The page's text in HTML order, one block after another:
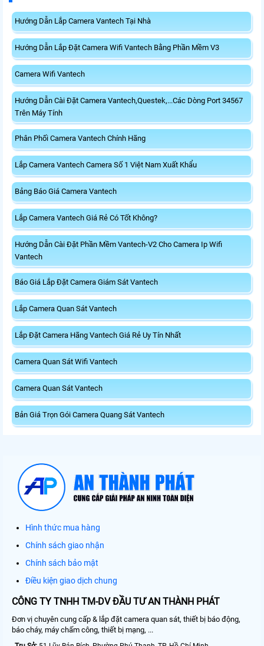
Hướng Dẫn Lắp Camera Vantech Tại Nhà
Hướng Dẫn Lắp Đặt Camera Wifi Vantech Bằng Phần Mềm V3
Camera Wifi Vantech
Hướng Dẫn Cài Đặt Camera Vantech,Questek,...Các Dòng Port 34567
Trên Máy Tính
Phân Phối Camera Vantech Chính Hãng
Lắp Camera Vantech Camera Số 1 Việt Nam Xuất Khẩu
Bảng Báo Giá Camera Vantech
Lắp Camera Vantech Giá Rẻ Có Tốt Không?
Hướng Dẫn Cài Đặt Phần Mềm Vantech-V2 Cho Camera Ip Wifi
Vantech
Báo Giá Lắp Đặt Camera Giám Sát Vantech
Lắp Camera Quan Sát Vantech
Lắp Đặt Camera Hãng Vantech Giá Rẻ Uy Tín Nhất
Camera Quan Sát Wifi Vantech
Camera Quan Sát Vantech
Bản Giá Trọn Gói Camera Quang Sát Vantech
Hình thức mua hàng
Chính sách giao nhận
Chính sách bảo mật
Điều kiện giao dịch chung
CÔNG TY TNHH TM-DV ĐẦU TƯ AN THÀNH PHÁT
Đơn vị chuyên cung cấp & lắp đặt camera quan sát, thiết bị báo động,
báo cháy, máy chấm công, thiết bị mạng, ...